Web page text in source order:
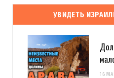
УВИДЕТЬ
16